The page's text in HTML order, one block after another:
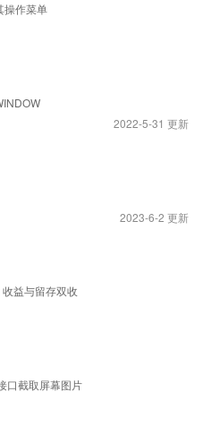
操作菜单
2022-5-31 更新
2023-6-2 更新
益与留存双收
口截取屏幕图片